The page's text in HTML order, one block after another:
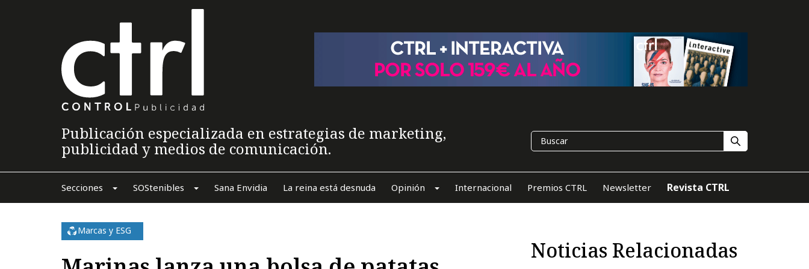
Publicación especializada en estrategias de marketing,
publicidad y medios de comunicación.
Secciones SOStenibles Sana Envidia La reina está desnuda Opinión Internacional Premios CTRL Newsletter Revista CTRL
Marcas y ESG
Noticias Relacionadas